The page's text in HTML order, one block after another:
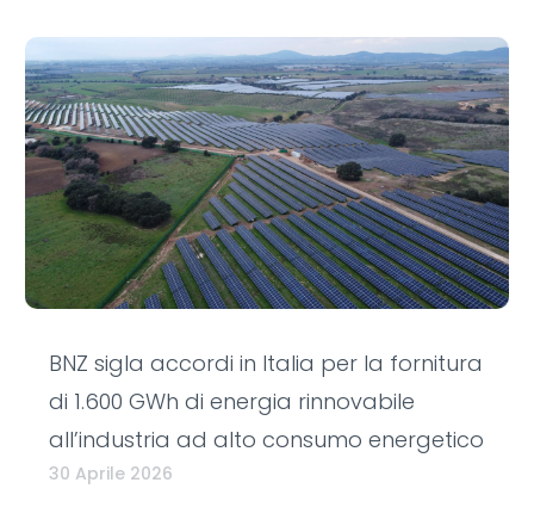
BNZ sigla accordi in Italia per la fornitura
di 1.600 GWh di energia rinnovabile
all’industria ad alto consumo energetico
30 Aprile 2026